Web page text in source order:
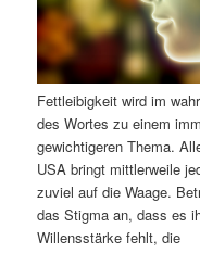
I
n
a
l
e
n
n
h
Fettleibigkeit wird im
des Wortes zu einem
gewichtigeren Thema.
USA bringt mittlerweile
zuviel auf die Waage.
das Stigma an, dass es
Willensstärke fehlt, die